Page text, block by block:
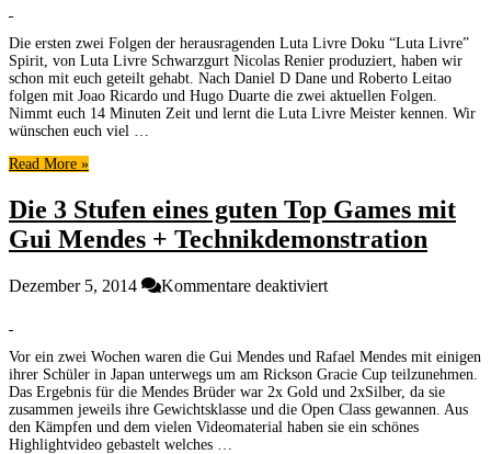
Hugo
Duarte
und
Joao
Die ersten zwei Folgen der herausragenden Luta Livre Doku “Luta Livre”
Spirit, von Luta Livre Schwarzgurt Nicolas Renier produziert, haben wir
schon mit euch geteilt gehabt. Nach Daniel D Dane und Roberto Leitao
folgen mit Joao Ricardo und Hugo Duarte die zwei aktuellen Folgen.
Nimmt euch 14 Minuten Zeit und lernt die Luta Livre Meister kennen. Wir
wünschen euch viel …
Read More »
Die 3 Stufen eines guten Top Games mit
Gui Mendes + Technikdemonstration
Dezember 5, 2014 Kommentare deaktiviertfür
eines
guten
Top
Games
Vor ein zwei Wochen waren die Gui Mendes und Rafael Mendes mit einigen
ihrer Schüler in Japan unterwegs um am Rickson Gracie Cup teilzunehmen.
Das Ergebnis für die Mendes Brüder war 2x Gold und 2xSilber, da sie
zusammen jeweils ihre Gewichtsklasse und die Open Class gewannen. Aus
den Kämpfen und dem vielen Videomaterial haben sie ein schönes
Highlightvideo gebastelt welches …